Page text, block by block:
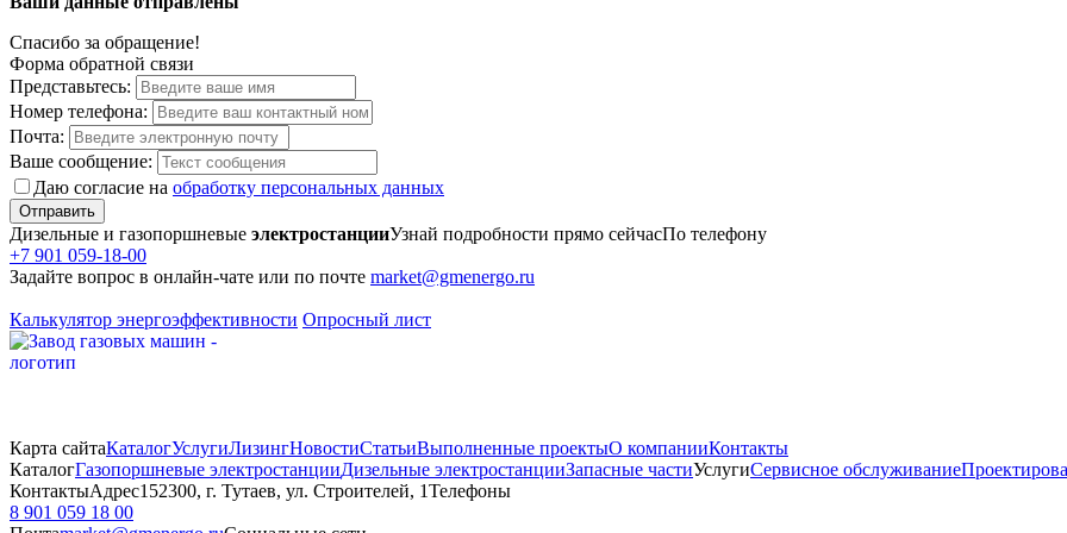
Спасибо за обращение!
Форма обратной связи
Представьтесь:
Номер телефона:
Почта:
Ваше сообщение:
Даю согласие на обработку персональных данных
Отправить
Дизельные и газопоршневые электростанцииУзнай подробности прямо сейчасПо телефону
+7 901 059-18-00
Задайте вопрос в онлайн-чате или по почте market@gmenergo.ru
Калькулятор энергоэффективности Опросный лист
Карта сайтаКаталогУслугиЛизингНовостиСтатьиВыполненные проектыО компанииКонтакты
КаталогГазопоршневые электростанцииДизельные электростанцииЗапасные частиУслугиСервисное обслуживание
КонтактыАдрес152300, г. Тутаев, ул. Строителей, 1Телефоны
8 901 059 18 00